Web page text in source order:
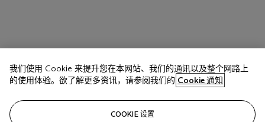
我们使用 Cookie 来提升您在本网站、我们的通讯以及整个网路上
的使用体验。欲了解更多资讯，请参阅我们的 Cookie 通知
COOKIE 设置